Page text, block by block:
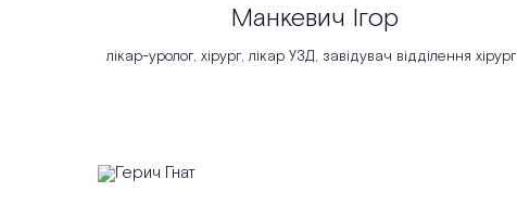
Манкевич Ігор
лікар-уролог, хірург, лікар УЗД, завідувач відділення